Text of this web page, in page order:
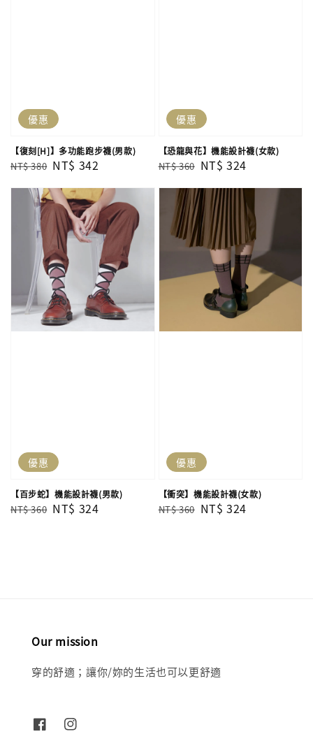
優惠
【復刻[H]】多功能跑步襪(男款)
Regular
NT$ 380 Sale
NT$ 342
優惠
【恐龍與花】機能設計襪(女款)
Regular
NT$ 360 Sale
NT$ 324
優惠
【百步蛇】機能設計襪(男款)
Regular
NT$ 360 Sale
NT$ 324
優惠
【衝突】機能設計襪(女款)
Regular
NT$ 360 Sale
NT$ 324
Our mission
穿的舒適；讓你/妳的生活也可以更舒適